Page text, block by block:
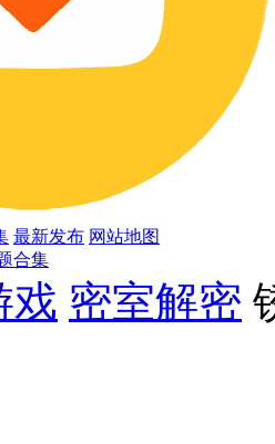
最新发布 网站地图
合集
戏 密室解密